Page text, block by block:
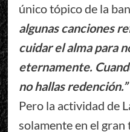
único tópico de la
algunas canciones
cuidar el alma para
eternamente.
no hallas redención.”
Pero la actividad de
solamente en el gran